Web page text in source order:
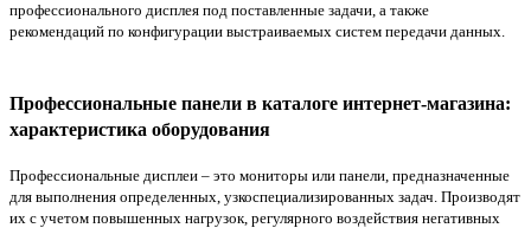
профессионального дисплея под поставленные задачи, а также
рекомендаций по конфигурации выстраиваемых систем передачи данных.
Профессиональные панели в каталоге интернет-магазина:
характеристика оборудования
Профессиональные дисплеи – это мониторы или панели, предназначенные
для выполнения определенных, узкоспециализированных задач. Производят
их с учетом повышенных нагрузок, регулярного воздействия негативных